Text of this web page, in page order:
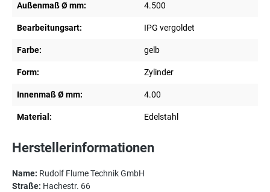
Außenmaß Ø mm: 4.500
Bearbeitungsart: IPG vergoldet
Farbe: gelb
Form: Zylinder
Innenmaß Ø mm: 4.00
Material: Edelstahl
Herstellerinformationen
Name: Rudolf Flume Technik GmbH
Straße: Hachestr. 66